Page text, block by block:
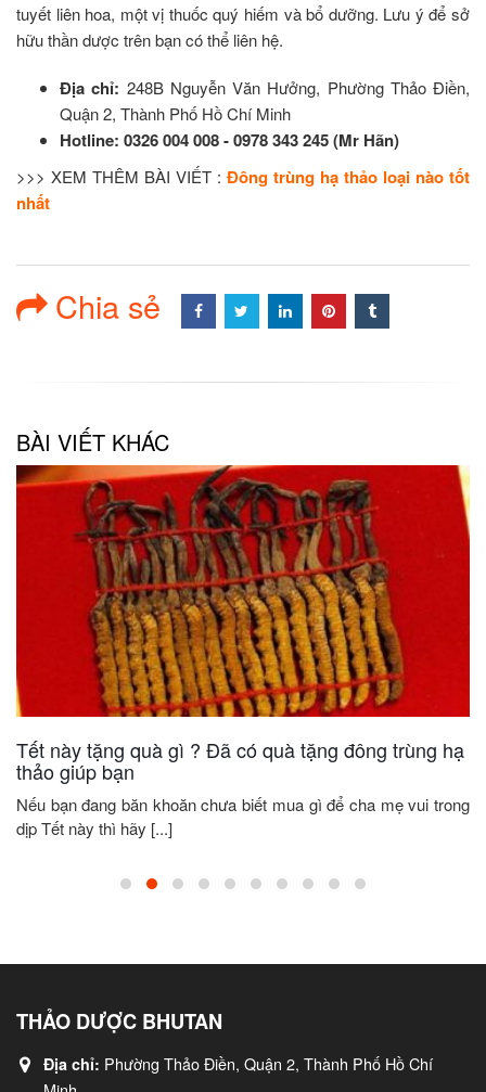
tuyết liên hoa, một vị thuốc quý hiếm và bổ dưỡng. Lưu ý để sở
hữu thần dược trên bạn có thể liên hệ.
Địa chỉ: 248B Nguyễn Văn Hưởng, Phường Thảo Điền,
Quận 2, Thành Phố Hồ Chí Minh
Hotline: 0326 004 008 - 0978 343 245 (Mr Hãn)
>>> XEM THÊM BÀI VIẾT : Đông trùng hạ thảo loại nào tốt
nhất
Chia sẻ
BÀI VIẾT KHÁC
Tết này tặng quà gì ? Đã có quà tặng đông trùng hạ
thảo giúp bạn
Nếu bạn đang băn khoăn chưa biết mua gì để cha mẹ vui trong
dịp Tết này thì hãy [...]
THẢO DƯỢC BHUTAN
Địa chỉ: Phường Thảo Điền, Quận 2, Thành Phố Hồ Chí